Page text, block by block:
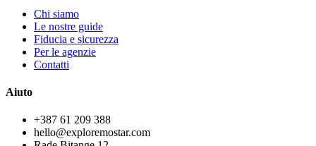
Chi siamo
Le nostre guide
Fiducia e sicurezza
Per le agenzie
Contatti
Aiuto
+387 61 209 388
hello@exploremostar.com